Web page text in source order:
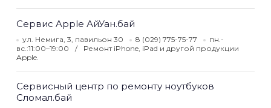
Сервис Apple АйУан.бай
ул. Немига, 3, павильон 30 8 (029) 775-75-77
пн.-
вс.:11:00–19:00
Ремонт iPhone, iPad и другой продукции
Apple.
Сервисный центр по ремонту ноутбуков
Сломал.бай